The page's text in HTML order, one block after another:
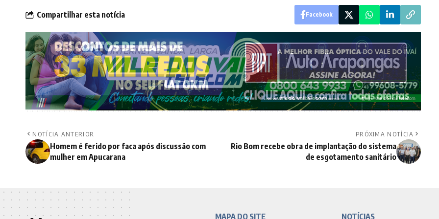
Compartilhar esta notícia Facebook
NOTÍCIA ANTERIOR
Homem é ferido por faca após discussão com
mulher em Apucarana
PRÓXIMA NOTÍCIA
Rio Bom recebe obra de implantação do sistema
de esgotamento sanitário
MAPA DO SITE NOTÍCIAS